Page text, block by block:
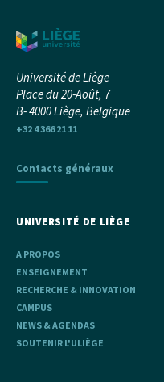
Université de Liège
Place du 20-Août, 7
B- 4000 Liège, Belgique
+32 4 366 21 11
Contacts généraux
UNIVERSITÉ DE LIÈGE
A PROPOS
ENSEIGNEMENT
RECHERCHE & INNOVATION
CAMPUS
NEWS & AGENDAS
SOUTENIR L'ULIÈGE